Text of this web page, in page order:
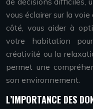
vous éclairer sur la
côté, vous aider à
votre habitation
créativité ou la
permet une
son environnement.
L’IMPORTANCE DES